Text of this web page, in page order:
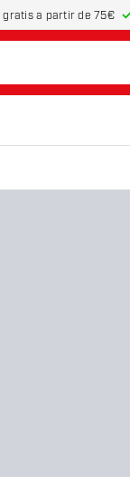
gratis a partir de 75€